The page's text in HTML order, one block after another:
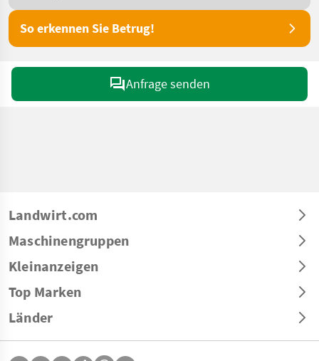
So erkennen Sie Betrug!
Anfrage senden
Landwirt.com
Maschinengruppen
Kleinanzeigen
Top Marken
Länder